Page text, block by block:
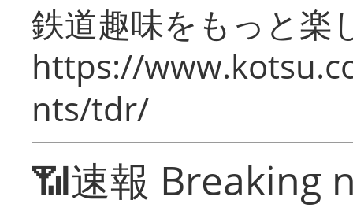
鉄道趣味をもっと楽
https://
nts/tdr/
📶速報 Breaking